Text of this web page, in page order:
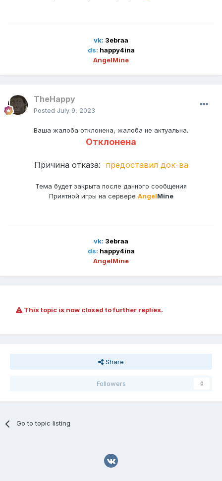
vk: 3ebraa
ds: happy4ina
AngelMine
TheHappy
Posted July 9, 2023
Ваша жалоба отклонена, жалоба не актуальна.
Отклонена
Причина отказа: предоставил док-ва
Тема будет закрыта после данного сообщения
Приятной игры на сервере AngelMine
vk: 3ebraa
ds: happy4ina
AngelMine
This topic is now closed to further replies.
Share
Followers 0
Go to topic listing